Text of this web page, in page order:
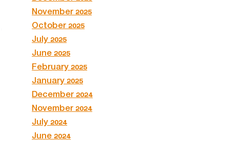
November 2025
October 2025
July 2025
June 2025
February 2025
January 2025
December 2024
November 2024
July 2024
June 2024